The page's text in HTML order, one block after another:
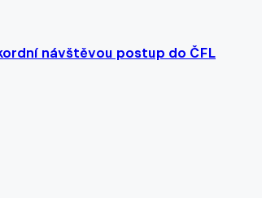
návštěvou postup do ČFL